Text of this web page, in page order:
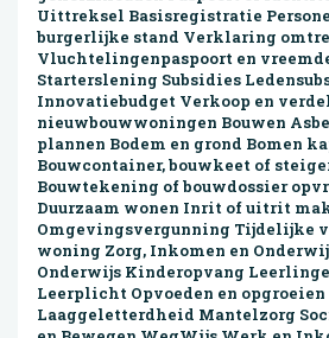
Uittreksel Basisregistratie
burgerlijke stand Verklaring
Vluchtelingenpaspoort en
Starterslening Subsidies
Innovatiebudget Verkoop en
nieuwbouwwoningen Bouwen
plannen Bodem en grond Bomen
Bouwcontainer, bouwkeet of
Bouwtekening of bouwdossier
Duurzaam wonen Inrit of uitrit
Omgevingsvergunning Tijdelijke
woning Zorg, Inkomen en
Onderwijs Kinderopvang
Leerplicht Opvoeden en opgroeien
Laaggeletterd­heid Mantelzorg